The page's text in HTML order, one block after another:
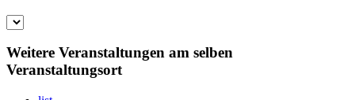
Weitere Veranstaltungen am selben
Veranstaltungsort